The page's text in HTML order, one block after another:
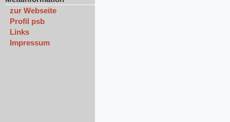
zur Webseite
Profil psb
Links
Impressum